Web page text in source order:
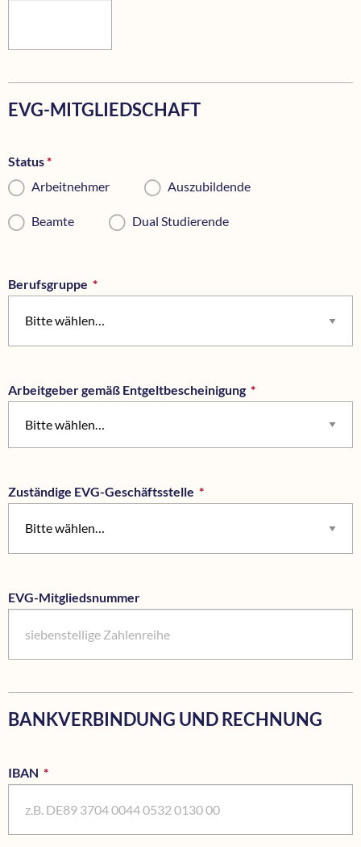
EVG-MITGLIEDSCHAFT
Status*
Arbeitnehmer
Auszubildende
Beamte Dual Studierende
Berufsgruppe *
Arbeitgeber gemäß Entgeltbescheinigung *
Bitte wählen…
Zuständige EVG-Geschäftsstelle *
EVG-Mitgliedsnummer
BANKVERBINDUNG UND RECHNUNG
IBAN *